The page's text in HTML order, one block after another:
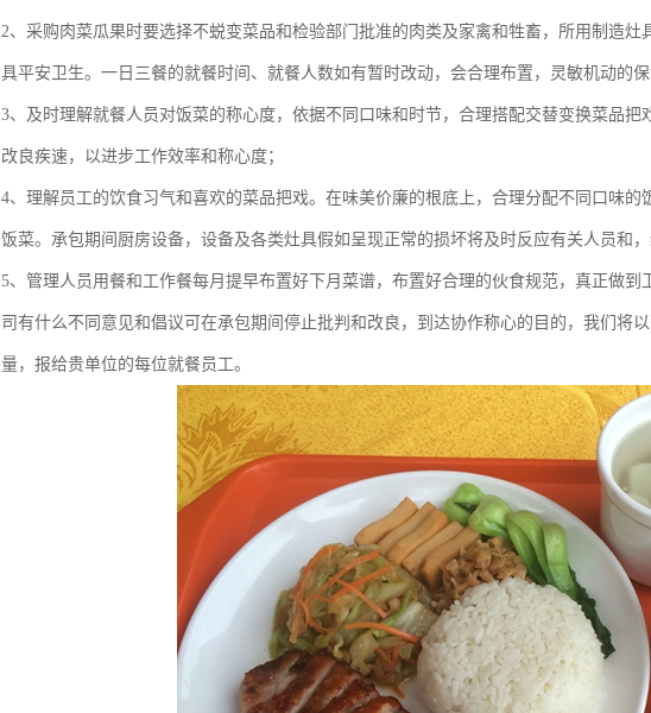
2、采购肉菜瓜果时要选择不蜕变菜品和检验部门批准的肉类及家禽和牲畜，所用制造灶
具平安卫生。一日三餐的就餐时间、就餐人数如有暂时改动，会合理布置，灵敏机动的保
3、及时理解就餐人员对饭菜的称心度，依据不同口味和时节，合理搭配交替变换菜品把
改良疾速，以进步工作效率和称心度；
4、理解员工的饮食习气和喜欢的菜品把戏。在味美价廉的根底上，合理分配不同口味
饭菜。承包期间厨房设备，设备及各类灶具假如呈现正常的损坏将及时反应有关人员和
5、管理人员用餐和工作餐每月提早布置好下月菜谱，布置好合理的伙食规范，真正做
司有什么不同意见和倡议可在承包期间停止批判和改良，到达协作称心的目的，我们将
量，报给贵单位的每位就餐员工。